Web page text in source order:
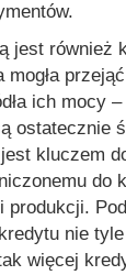
jest również
ich mocy
ostatecznie
kluczem
do
produkcji.
nie
więcej